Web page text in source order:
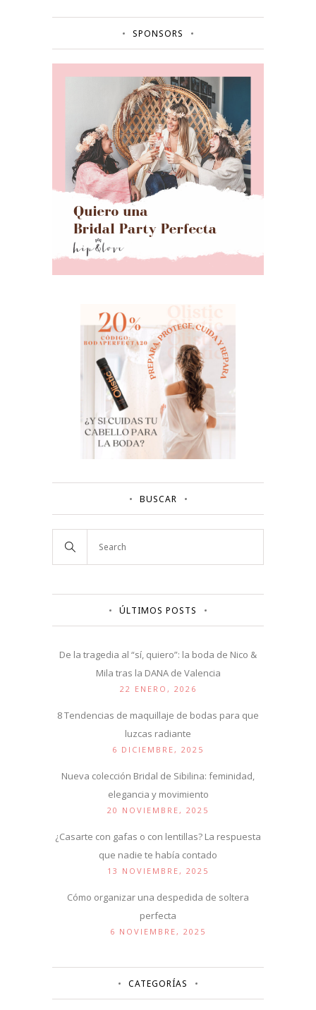
SPONSORS
BUSCAR
ÚLTIMOS POSTS
De la tragedia al “sí, quiero”: la boda de Nico &
Mila tras la DANA de Valencia
22 ENERO, 2026
8 Tendencias de maquillaje de bodas para que
luzcas radiante
6 DICIEMBRE, 2025
Nueva colección Bridal de Sibilina: feminidad,
elegancia y movimiento
20 NOVIEMBRE, 2025
¿Casarte con gafas o con lentillas? La respuesta
que nadie te había contado
13 NOVIEMBRE, 2025
Cómo organizar una despedida de soltera
perfecta
6 NOVIEMBRE, 2025
CATEGORÍAS